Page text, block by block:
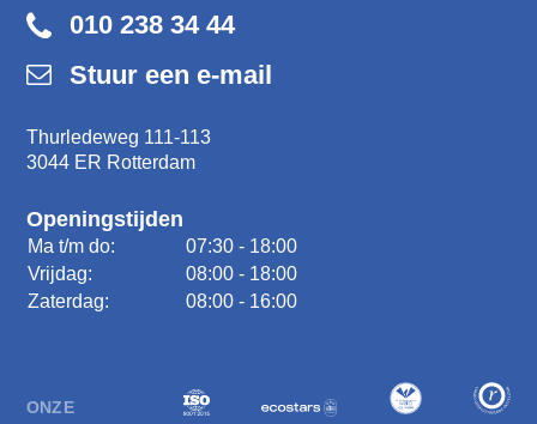
010 238 34 44
Stuur een e-mail
Thurledeweg 111-113
3044 ER Rotterdam
Openingstijden
Ma t/m do:
07:30 - 18:00
Vrijdag:
08:00 - 18:00
Zaterdag:
08:00 - 16:00
ONZE